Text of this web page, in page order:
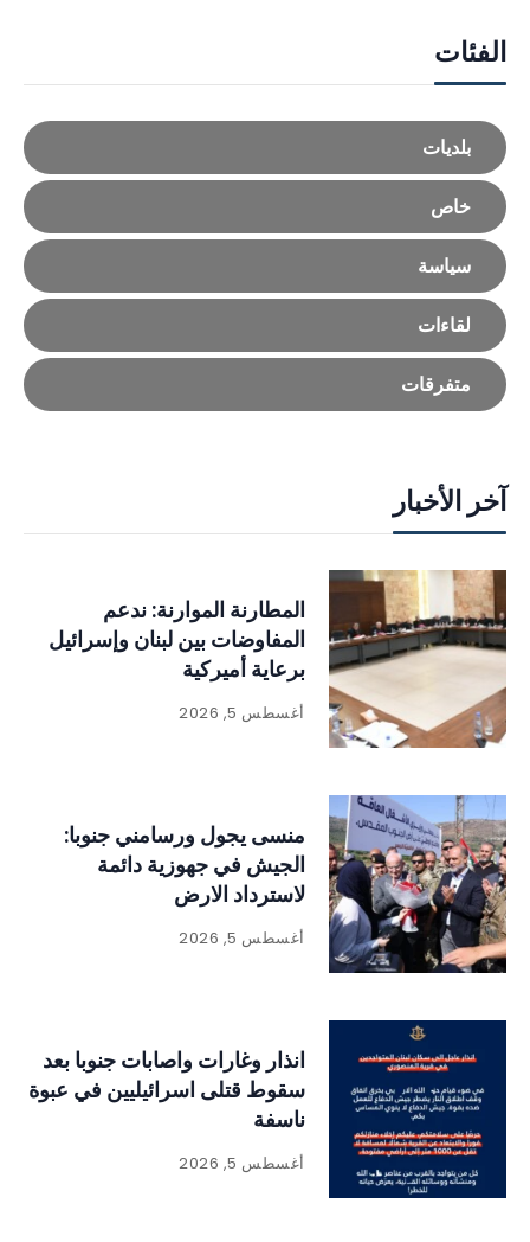
الفئات
بلديات
خاص
سياسة
لقاءات
متفرقات
آخر الأخبار
المطارنة الموارنة: ندعم
المفاوضات بين لبنان وإسرائيل
برعاية أميركية
أغسطس 5, 2026
منسى يجول ورسامني جنوبا:
الجيش في جهوزية دائمة
لاسترداد الارض
أغسطس 5, 2026
انذار وغارات واصابات جنوبا بعد
سقوط قتلى اسرائيليين في عبوة
ناسفة
أغسطس 5, 2026